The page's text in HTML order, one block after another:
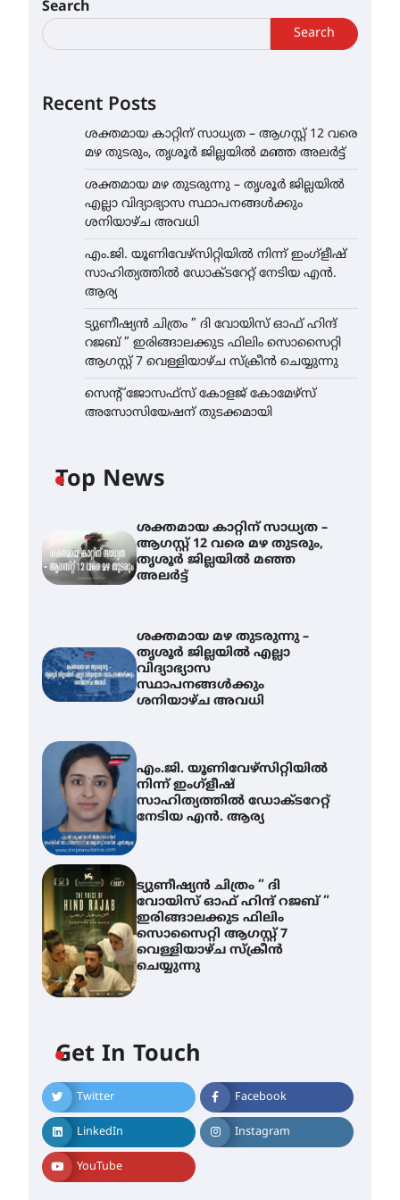
Search
Search
Recent Posts
ശക്തമായ കാറ്റിന് സാധ്യത – ആഗസ്റ്റ് 12 വരെ
മഴ തുടരും, തൃശൂർ ജില്ലയിൽ മഞ്ഞ അലർട്ട്
ശക്തമായ മഴ തുടരുന്നു – തൃശൂർ ജില്ലയിൽ
എല്ലാ വിദ്യാഭ്യാസ സ്ഥാപനങ്ങൾക്കും
ശനിയാഴ്ച അവധി
എം.ജി. യൂണിവേഴ്‌സിറ്റിയിൽ നിന്ന് ഇംഗ്ളീഷ്
സാഹിത്യത്തിൽ ഡോക്ടറേറ്റ് നേടിയ എൻ.
ആര്യ
ട്യുണീഷ്യൻ ചിത്രം ” ദി വോയിസ് ഓഫ് ഹിന്ദ്
റജബ് ” ഇരിങ്ങാലക്കുട ഫിലിം സൊസൈറ്റി
ആഗസ്റ്റ് 7 വെള്ളിയാഴ്ച സ്‌ക്രീൻ ചെയ്യുന്നു
സെന്റ് ജോസഫ്സ് കോളജ് കോമേഴ്‌സ്
അസോസിയേഷന് തുടക്കമായി
Top News
ശക്തമായ കാറ്റിന് സാധ്യത –
ആഗസ്റ്റ് 12 വരെ മഴ തുടരും,
തൃശൂർ ജില്ലയിൽ മഞ്ഞ
അലർട്ട്
ശക്തമായ മഴ തുടരുന്നു –
തൃശൂർ ജില്ലയിൽ എല്ലാ
വിദ്യാഭ്യാസ
സ്ഥാപനങ്ങൾക്കും
ശനിയാഴ്ച അവധി
എം.ജി. യൂണിവേഴ്‌സിറ്റിയിൽ
നിന്ന് ഇംഗ്ളീഷ്
സാഹിത്യത്തിൽ ഡോക്ടറേറ്റ്
നേടിയ എൻ. ആര്യ
ട്യുണീഷ്യൻ ചിത്രം ” ദി
വോയിസ് ഓഫ് ഹിന്ദ് റജബ് ”
ഇരിങ്ങാലക്കുട ഫിലിം
സൊസൈറ്റി ആഗസ്റ്റ് 7
വെള്ളിയാഴ്ച സ്‌ക്രീൻ
ചെയ്യുന്നു
Get In Touch
Twitter Facebook
LinkedIn Instagram
YouTube
ശക്തമായ മഴ തുടരുന്നു –
തൃശൂർ ജില്ലയിൽ എല്ലാ
വിദ്യാഭ്യാസ
സ്ഥാപനങ്ങൾക്കും
ശനിയാഴ്ച അവധി